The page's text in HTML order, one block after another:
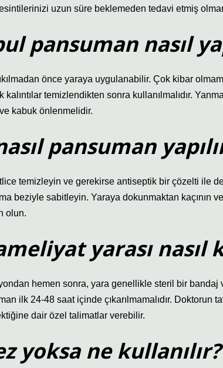
uzun süre beklemeden tedavi etmiş
pansuman nasıl
önce yaraya uygulanabilir. Çok kibar
kalıntılar temizlendikten sonra kullanılmalıdır.
kabuk önlenmelidir.
pansuman
temizleyin ve gerekirse antiseptik bir çözelti ile
beziyle sabitleyin. Yaraya dokunmaktan kaçının
olun.
yarası nasıl
hemen sonra, yara genellikle steril bir bandaj
ilk 24-48 saat içinde çıkarılmamalıdır. Doktorun
dair özel talimatlar verebilir.
yoksa ne kullanılır?